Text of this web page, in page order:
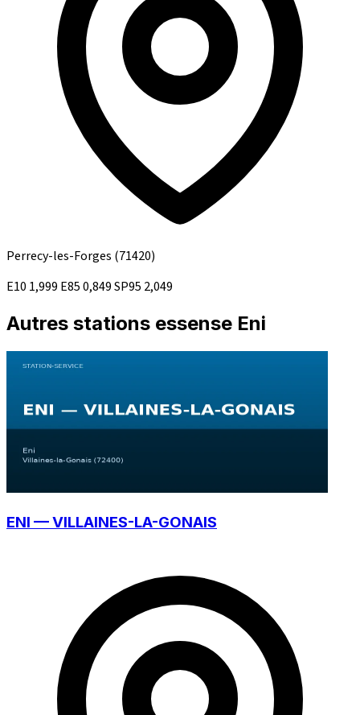
Perrecy-les-Forges (71420)
E10 1,999 E850,849SP95 2,049
Autres stations essense Eni
ENI — VILLAINES-LA-GONAIS